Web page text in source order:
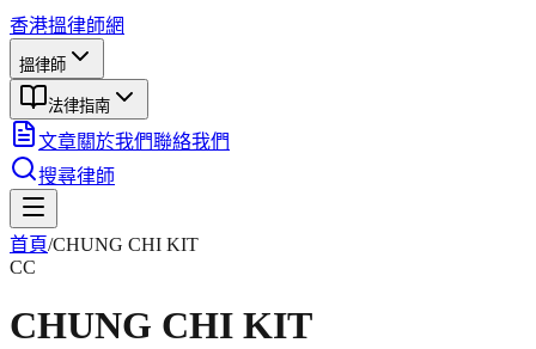
香港搵律師網
搵律師
法律指南
文章關於我們聯絡我們
搜尋律師
首頁/CHUNG CHI KIT
CC
CHUNG CHI KIT